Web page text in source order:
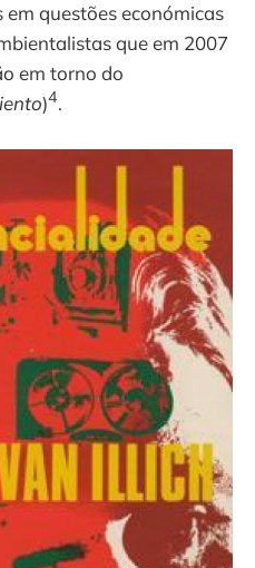
questões económicas
que em 2007
em torno do
)4.